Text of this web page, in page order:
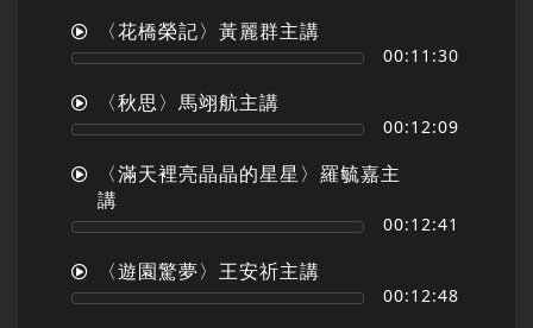
〈花橋榮記〉黃麗群主講
00:11:30
〈秋思〉馬翊航主講
00:12:09
〈滿天裡亮晶晶的星星〉羅毓嘉主
講
00:12:41
〈遊園驚夢〉王安祈主講
00:12:48